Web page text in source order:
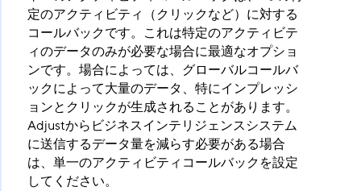
定のアクティビティ（クリックなど）に対する
コールバックです。これは特定のアクティビテ
ィのデータのみが必要な場合に最適なオプショ
ンです。場合によっては、グローバルコールバ
ックによって大量のデータ、特にインプレッシ
ョンとクリックが生成されることがあります。
Adjustからビジネスインテリジェンスシステム
に送信するデータ量を減らす必要がある場合
は、単一のアクティビティコールバックを設定
してください。